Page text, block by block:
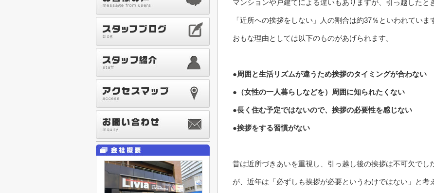
マンションや戸建てによる違いもありますが、引っ越したと
「近所への挨拶をしない」人の割合は約37％といわれていま
おもな理由としては以下のものがあげられます。
●周囲と生活リズムが違うため挨拶のタイミングが合わない
●（女性の一人暮らしなどを）周囲に知られたくない
●長く住む予定ではないので、挨拶の必要性を感じない
●挨拶をする習慣がない
昔は近所づきあいを重視し、引っ越し後の挨拶は不可欠でし
が、近年は「必ずしも挨拶が必要というわけではない」と考